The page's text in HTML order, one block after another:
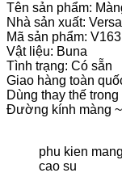
Tên sản phẩm:
Nhà sản xuất:
Mã sản phẩm:
Vật liệu: Buna
Tình trạng: Có sẵn
Giao hàng toàn
Dùng thay thế
Đường kính màng
phu kien
cao su